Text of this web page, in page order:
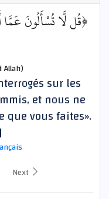
﴿قُل لَّا تُسْأَلُونَ
Allah)
sur les
et nous ne
que vous faites».
Next